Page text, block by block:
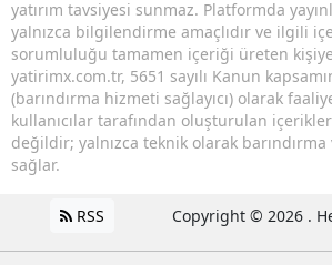
yatırım tavsiyesi sunmaz. Platformda
yalnızca bilgilendirme amaçlıdır ve ilgili
sorumluluğu tamamen içeriği üreten
yatirimx.com.tr, 5651 sayılı Kanun
(barındırma hizmeti sağlayıcı) olarak
kullanıcılar tarafından oluşturulan
değildir; yalnızca teknik olarak barındırma
sağlar.
RSS Copyright © 2026 .